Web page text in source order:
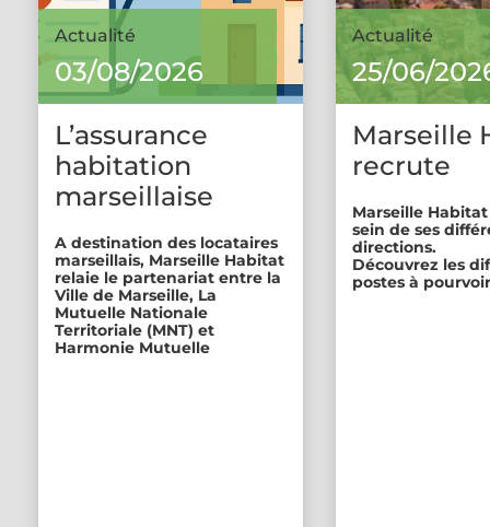
Actualité
03/08/2026
L’assurance
habitation
marseillaise
A destination des locataires
marseillais, Marseille Habitat
relaie le partenariat entre la
Ville de Marseille, La
Mutuelle Nationale
Territoriale (MNT) et
Harmonie Mutuelle
Actualité
25/06/
Marseille
recrute
Marseille
sein de ses
directions.
Découvrez les
postes à